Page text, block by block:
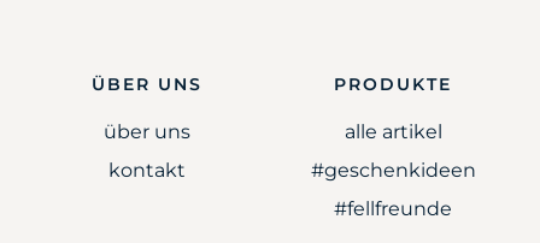
ÜBER UNS
über uns
kontakt
PRODUKTE
alle artikel
#geschenkideen
#fellfreunde